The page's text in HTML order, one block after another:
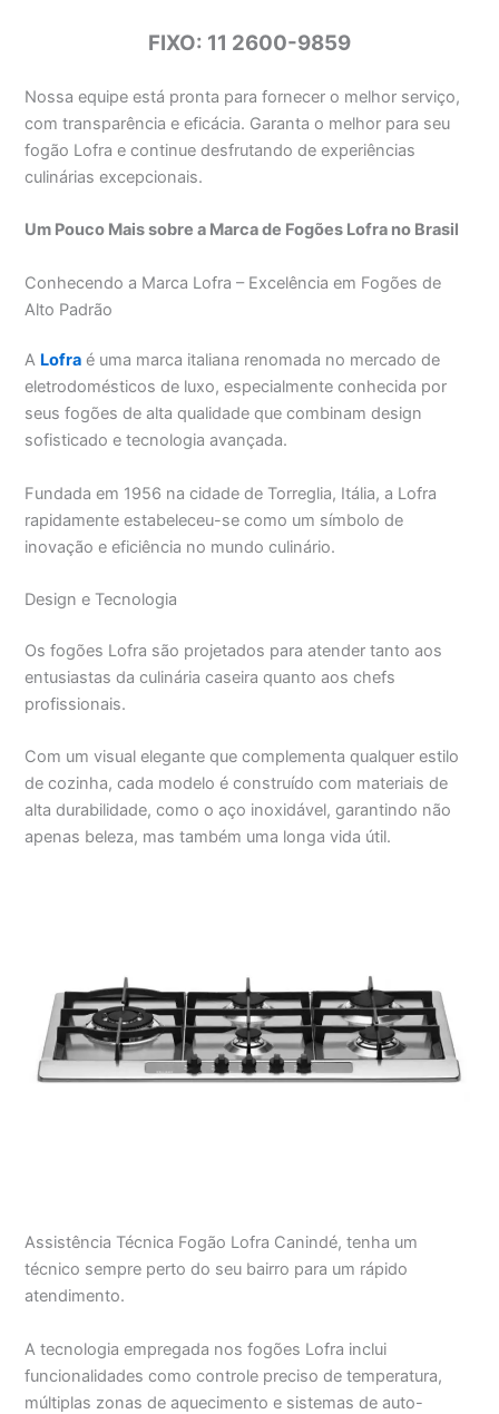
FIXO: 11 2600-9859
Nossa equipe está pronta para fornecer o melhor serviço,
com transparência e eficácia. Garanta o melhor para seu
fogão Lofra e continue desfrutando de experiências
culinárias excepcionais.
Um Pouco Mais sobre a Marca de Fogões Lofra no Brasil
Conhecendo a Marca Lofra – Excelência em Fogões de
Alto Padrão
A Lofra é uma marca italiana renomada no mercado de
eletrodomésticos de luxo, especialmente conhecida por
seus fogões de alta qualidade que combinam design
sofisticado e tecnologia avançada.
Fundada em 1956 na cidade de Torreglia, Itália, a Lofra
rapidamente estabeleceu-se como um símbolo de
inovação e eficiência no mundo culinário.
Design e Tecnologia
Os fogões Lofra são projetados para atender tanto aos
entusiastas da culinária caseira quanto aos chefs
profissionais.
Com um visual elegante que complementa qualquer estilo
de cozinha, cada modelo é construído com materiais de
alta durabilidade, como o aço inoxidável, garantindo não
apenas beleza, mas também uma longa vida útil.
Assistência Técnica Fogão Lofra Canindé, tenha um
técnico sempre perto do seu bairro para um rápido
atendimento.
A tecnologia empregada nos fogões Lofra inclui
funcionalidades como controle preciso de temperatura,
múltiplas zonas de aquecimento e sistemas de auto-